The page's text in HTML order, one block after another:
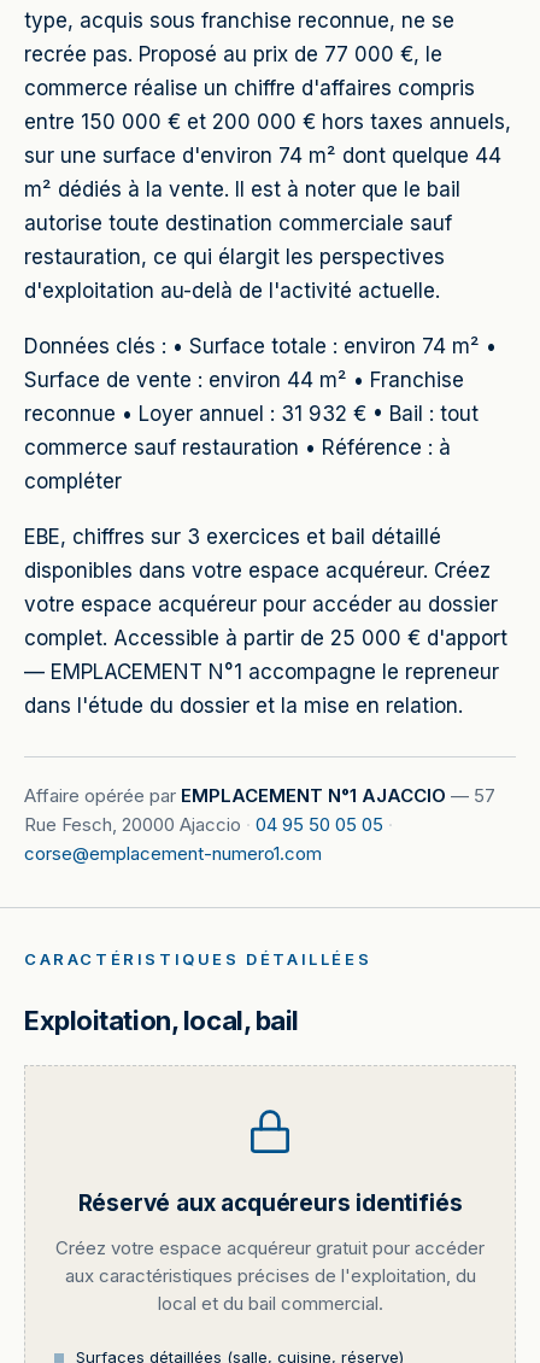
type, acquis sous franchise reconnue, ne se
recrée pas. Proposé au prix de 77 000 €, le
commerce réalise un chiffre d'affaires compris
entre 150 000 € et 200 000 € hors taxes annuels,
sur une surface d'environ 74 m² dont quelque 44
m² dédiés à la vente. Il est à noter que le bail
autorise toute destination commerciale sauf
restauration, ce qui élargit les perspectives
d'exploitation au-delà de l'activité actuelle.
Données clés : • Surface totale : environ 74 m² •
Surface de vente : environ 44 m² • Franchise
reconnue • Loyer annuel : 31 932 € • Bail : tout
commerce sauf restauration • Référence : à
compléter
EBE, chiffres sur 3 exercices et bail détaillé
disponibles dans votre espace acquéreur. Créez
votre espace acquéreur pour accéder au dossier
complet. Accessible à partir de 25 000 € d'apport
— EMPLACEMENT N°1 accompagne le repreneur
dans l'étude du dossier et la mise en relation.
Affaire opérée par EMPLACEMENT N°1 AJACCIO — 57
Rue Fesch, 20000 Ajaccio · 04 95 50 05 05 ·
corse@emplacement-numero1.com
CARACTÉRISTIQUES DÉTAILLÉES
Exploitation, local, bail
Réservé aux acquéreurs identifiés
Créez votre espace acquéreur gratuit pour accéder
aux caractéristiques précises de l'exploitation, du
local et du bail commercial.
Surfaces détaillées (salle, cuisine, réserve)